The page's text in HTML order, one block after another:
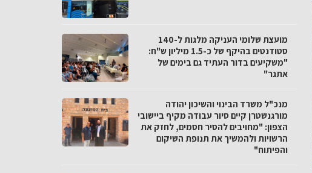
מועצת שלומי העניקה מלגות ל-140
סטודנטים בהיקף של כ-1.5 מיליון ש"ח:
"משקיעים בדור העתיד גם בימים של
אתגר"
מנכ"ל משרד הבינוי והשיכון יהודה
מורגנשטרן קיים סיור עבודה מקיף ביישובי
הצפון: "מחויבים להסיר חסמים, לחזק את
הרשויות ולהמשיך את תנופת השיקום
והפיתוח"